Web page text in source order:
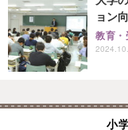
ョン
教育・
小